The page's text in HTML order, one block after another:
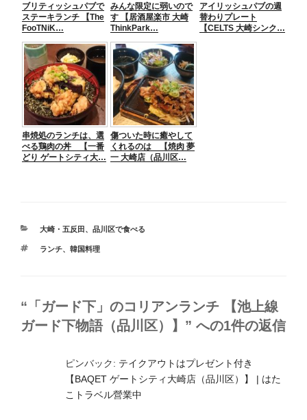
ブリティッシュパブで
ステーキランチ 【The
FooTNiK…
みんな限定に弱いので
す 【居酒屋楽市 大崎
ThinkPark…
アイリッシュパブの週
替わりプレート
【CELTS 大崎シンク…
串焼処のランチは、選
べる鶏肉の丼 【一番
どり ゲートシティ大…
傷ついた時に癒やして
くれるのは 【焼肉 夢
一 大崎店（品川区…
カ
ゴ
大崎・五反田 、 品川区で食べる
タ
ランチ、 韓国料理
“「ガード下」のコリアンランチ 【池上線
ガード下物語（品川区）】” への1件の返信
ピンバック: テイクアウトはプレゼント付き
【BAQET ゲートシティ大崎店（品川区）】 | はた
こトラベル營業中